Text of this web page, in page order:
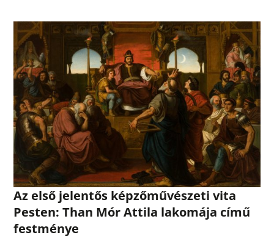
Az első jelentős képzőművészeti vita
Pesten: Than Mór Attila lakomája című
festménye